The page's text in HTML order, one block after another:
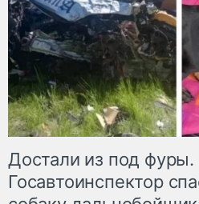
Достали из под фуры.
Госавтоинспектор